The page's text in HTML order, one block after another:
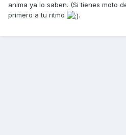
anima ya lo saben. (Si tienes moto
primero a tu ritmo
.